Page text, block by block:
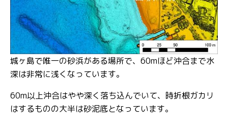
城ヶ島で唯一の砂浜がある場所で、60mほど沖合まで水
深は非常に浅くなっています。
60m以上沖合はやや深く落ち込んでいて、時折根ガカリ
はするものの大半は砂泥底となっています。